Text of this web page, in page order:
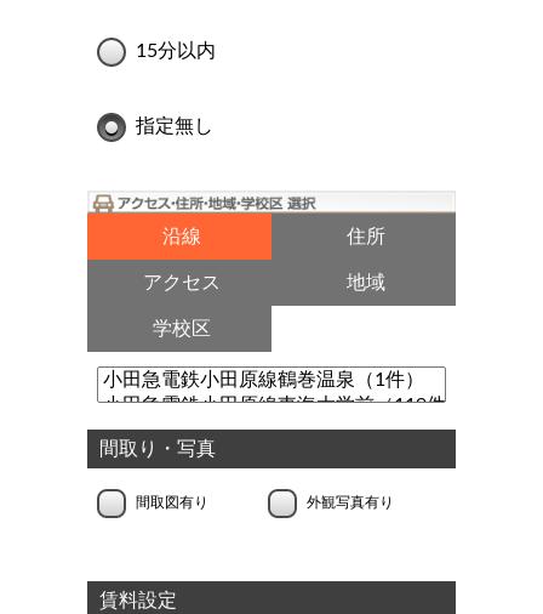
15分以内
指定無し
沿線 住所
アクセス 地域
学校区
間取り・写真
間取図有り 外観写真有り
賃料設定